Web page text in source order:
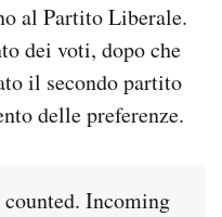
al Partito Liberale.
dei voti, dopo che
il secondo partito
delle preferenze.
Incoming